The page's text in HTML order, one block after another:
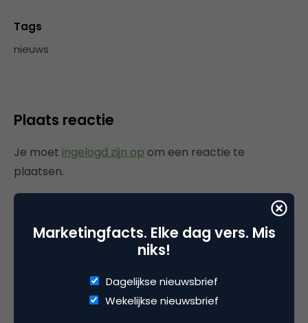
Tags
nieuws
Plaats reactie
Je moet ingelogd zijn op om een reactie te
plaatsen.
Gerelateerde artikelen
Rebel with or without a cause?
Wake-upcall voor ontwerpers
en merkeigenaren
Marketingfacts. Elke dag vers. Mis
niks!
Dagelijkse nieuwsbrief
Wekelijkse nieuwsbrief